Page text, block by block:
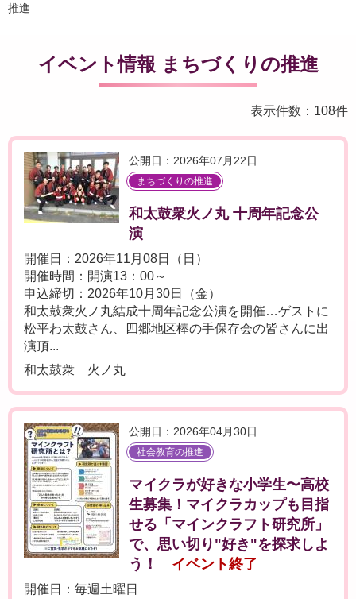
推進
イベント情報 まちづくりの推進
表示件数：108件
公開日：2026年07月22日
まちづくりの推進
和太鼓衆火ノ丸 十周年記念公
演
開催日：2026年11月08日（日）
開催時間：開演13：00～
申込締切：2026年10月30日（金）
和太鼓衆火ノ丸結成十周年記念公演を開催…ゲストに
松平わ太鼓さん、四郷地区棒の手保存会の皆さんに出
演頂...
和太鼓衆 火ノ丸
公開日：2026年04月30日
社会教育の推進
マイクラが好きな小学生〜高校
生募集！マイクラカップも目指
せる「マインクラフト研究所」
で、思い切り"好き"を探求しよ
う！
イベント終了
開催日：毎週土曜日